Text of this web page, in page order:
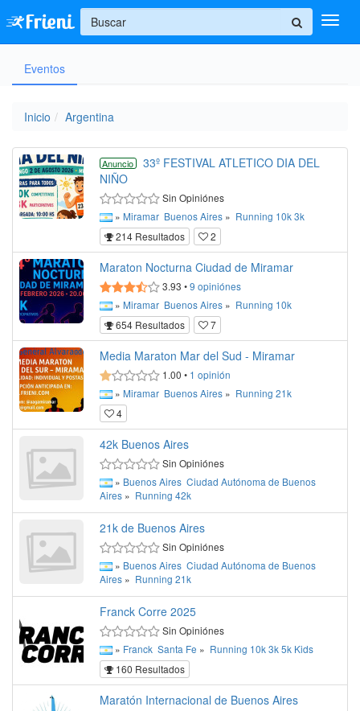
Ingresar
+
Eventos
Inicio Argentina
Anuncio
33º FESTIVAL ATLETICO DIA DEL
NIÑO
Sin Opiniónes
» Miramar Buenos Aires » Running 10k3k
214 Resultados
2
Maraton Nocturna Ciudad de Miramar
3.93 •9 opiniónes
» Miramar Buenos Aires » Running 10k
654 Resultados
7
Media Maraton Mar del Sud - Miramar
1.00 • 1 opinión
» Miramar Buenos Aires » Running 21k
4
42k Buenos Aires
Sin Opiniónes
» Buenos Aires Ciudad Autónoma de Buenos
Aires » Running 42k
21k de Buenos Aires
Sin Opiniónes
» Buenos Aires Ciudad Autónoma de Buenos
Aires » Running 21k
Franck Corre 2025
Sin Opiniónes
» Franck Santa Fe » Running 10k3k5k Kids
160 Resultados
Maratón Internacional de Buenos Aires